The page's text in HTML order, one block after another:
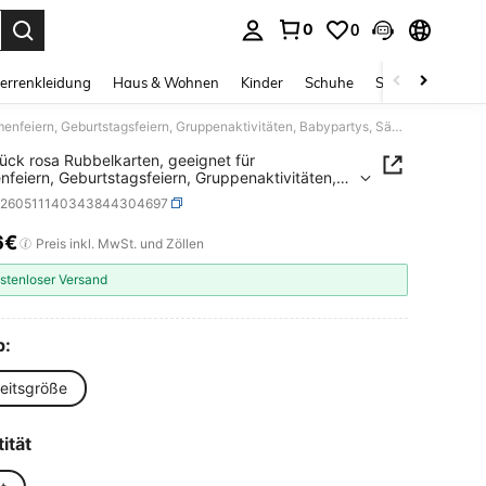
0 0
Haus & Wohnen Kinder Schuhe Schmuck &
100 Stück rosa Rubbelkarten, geeignet für Themenfeiern, Geburtstagsfeiern, Gruppenaktivitäten, Babypartys, Säuglingspartys
rosa Rubbelkarten, geeignet für
Geburtstagsfeiern, Gruppenaktivitäten,
Säuglingspartys
AND AVAILABILITY
Preis inkl. MwSt. und Zöllen
Versand